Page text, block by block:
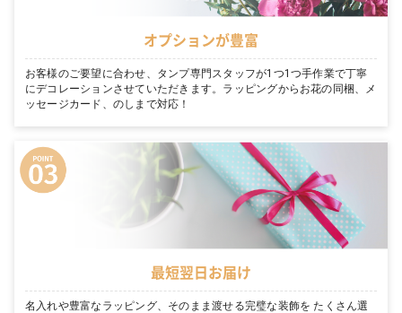
オプションが豊富
お客様のご要望に合わせ、タンプ専門スタッフが1つ1つ手作業で丁寧
にデコレーションさせていただきます。ラッピングからお花の同梱、メ
ッセージカード、のしまで対応！
最短翌日お届け
名入れや豊富なラッピング、そのまま渡せる完璧な装飾を たくさん選